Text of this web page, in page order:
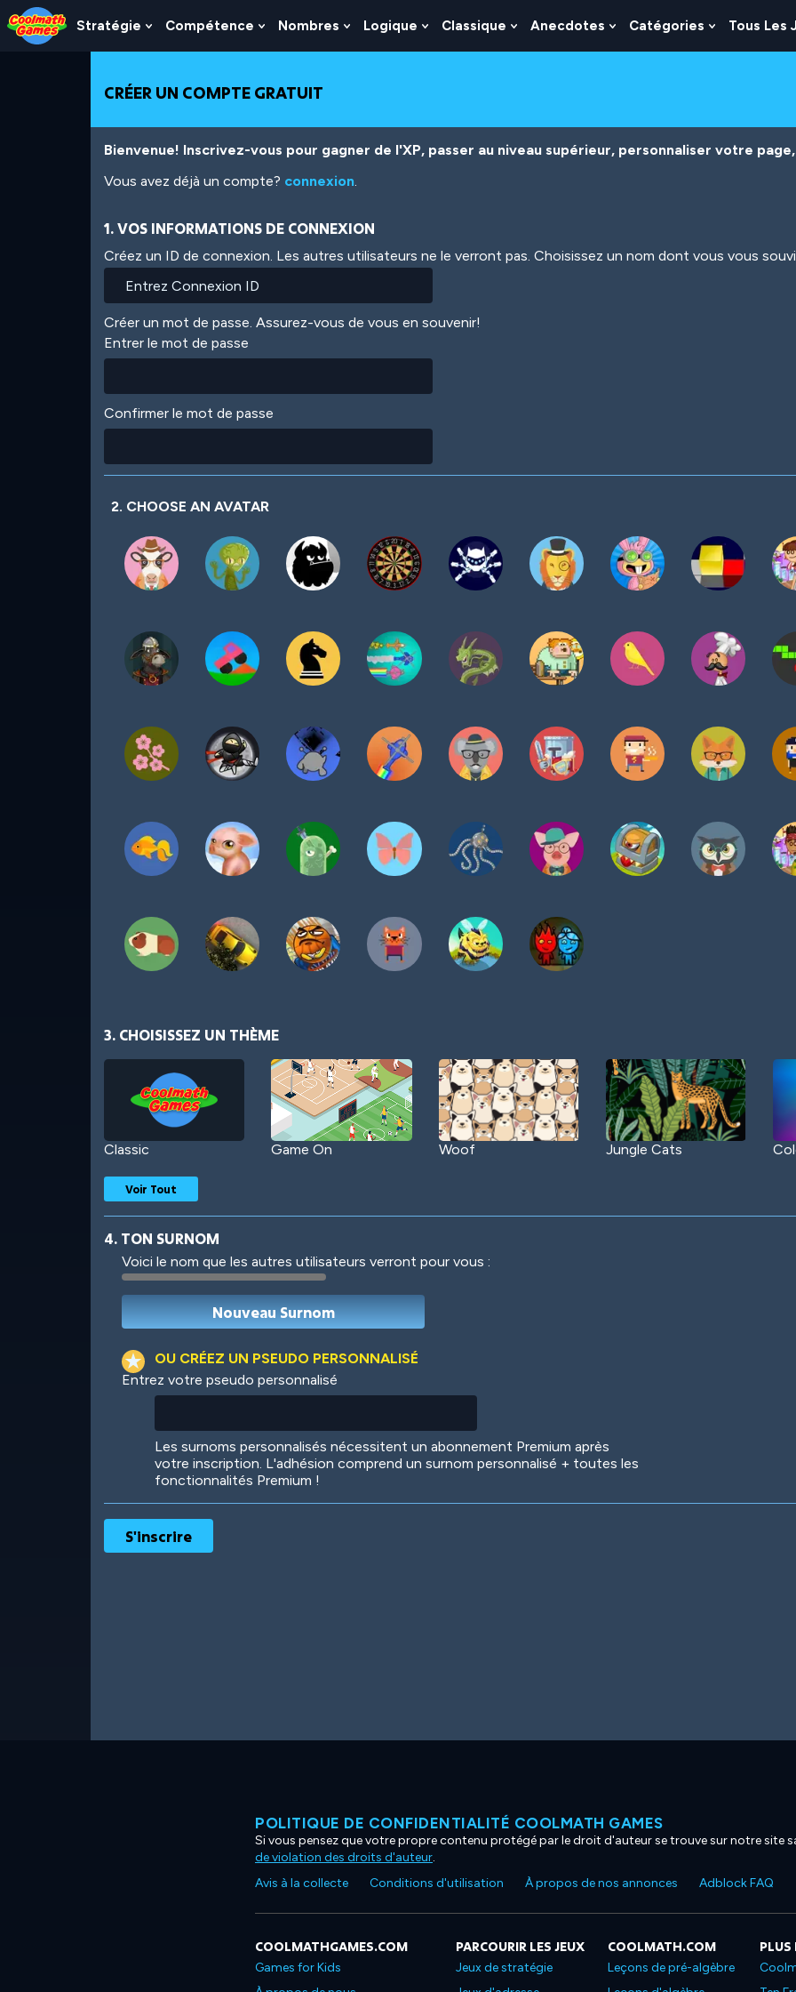
Skip
to
Top
Skip
to
Navigation
Skip
to
Main
Skip
to
Footer
Aller
au
contenu
Stratégie
Show
Submenu
Stratégie
Compétence
Show
Submenu
Compétence
Nombres
Show
Submenu
Logique
Show
Submenu
Classique
Show
Submenu
Anecdotes
Show
Submenu
Catégories
Show
Submenu
Tous Les
CRÉER UN COMPTE GRATUIT
Bienvenue! Inscrivez-vous pour gagner de l'XP, passer au niveau supérieur, personnaliser votre
Vous avez déjà un compte? connexion.
1. VOS INFORMATIONS DE CONNEXION
Créez un ID de connexion. Les autres utilisateurs ne le verront pas. Choisissez un nom dont vous vous
Créer un mot de passe. Assurez-vous de vous en souvenir!
Entrer le mot de passe
Confirmer le mot de passe
2. CHOOSE AN AVATAR
3. CHOISISSEZ UN THÈME
Classic Game On Woof Jungle Cats
Robotic International
Ooh! Aah!
Voir Tout
4. TON SURNOM
Voici le nom que les autres utilisateurs verront pour vous :
OU CRÉEZ UN PSEUDO PERSONNALISÉ
Entrez votre pseudo personnalisé
Les surnoms personnalisés nécessitent un abonnement Premium après
votre inscription. L'adhésion comprend un surnom personnalisé + toutes les
fonctionnalités Premium !
POLITIQUE DE CONFIDENTIALITÉ COOLMATH GAMES
Si vous pensez que votre propre contenu protégé par le droit d'auteur se trouve sur notre site
de violation des droits d'auteur.
Avis à la collecte
Conditions d'utilisation À propos de nos annonces Adblock FAQ
COOLMATHGAMES.COM
Games for Kids
PARCOURIR LES JEUX
Jeux de stratégie
COOLMATH.COM
Leçons de pré-algèbre
PLUS